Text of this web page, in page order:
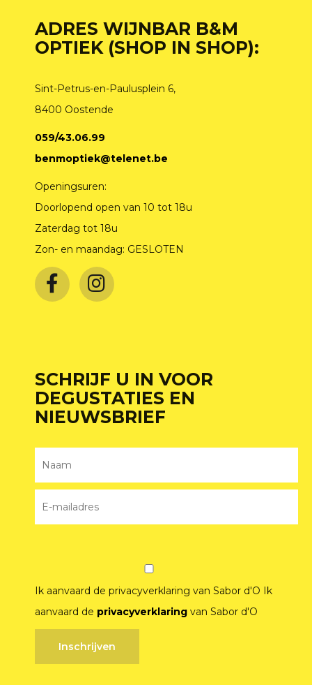
ADRES WIJNBAR B&M
OPTIEK (SHOP IN SHOP):
Sint-Petrus-en-Paulusplein 6,
8400 Oostende
059/43.06.99
benmoptiek@telenet.be
Openingsuren:
Doorlopend open van 10 tot 18u
Zaterdag tot 18u
Zon- en maandag: GESLOTEN
SCHRIJF U IN VOOR
DEGUSTATIES EN
NIEUWSBRIEF
Ik aanvaard de privacyverklaring van Sabor d'O Ik
aanvaard de privacyverklaringvan Sabor d'O